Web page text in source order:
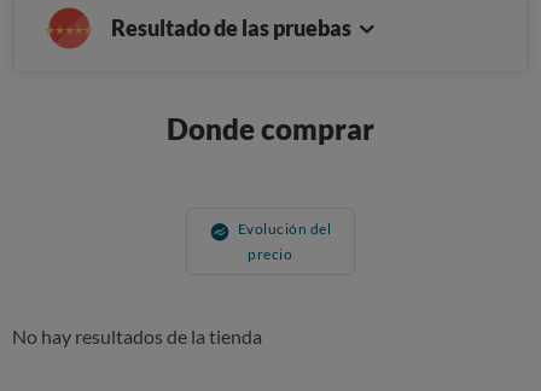
Resultado de las pruebas
Donde comprar
Evolución del
precio
No hay resultados de la tienda